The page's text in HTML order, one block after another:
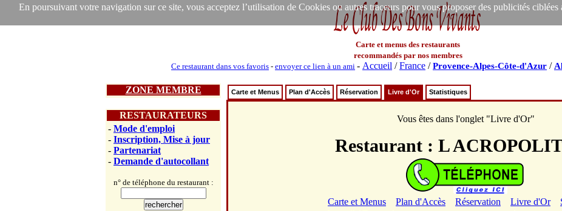
En poursuivant votre navigation sur ce site, vous acceptez l’utilisation de Cookies ou autres traceurs pour vous proposer des publicités ciblées
Carte et menus des restaurants
recommandés par nos membres
Ce restaurant dans vos favoris - envoyer ce lien à un ami - Accueil /France /Provence-Alpes-Côte-d'Azur /
ZONE MEMBRE
RESTAURATEURS
- Mode d'emploi
- Inscription, Mise à jour
- Partenariat
- Demande d'autocollant
n° de téléphone du restaurant :
Carte et Menus Plan d'Accès Réservation Livre d'Or Statistiques
Vous êtes dans l'onglet "Livre d'Or"
Restaurant : L
Carte et Menus Plan d'Accès Réservation Livre d'Or